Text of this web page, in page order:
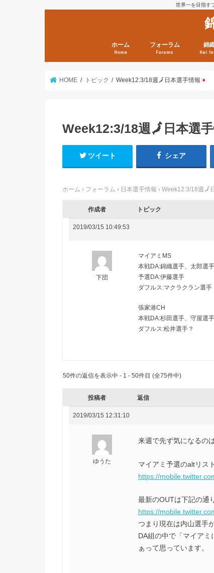
世界一を目指す
ホーム
Home
フォーラム
Forums
錦
Kei
日現在
点）
HOME トピック Week12:3/18週 🗾 日本選手情報
Week12:3/18週🗾 日本選
ツイート シェア
ホーム › フォーラム › 日本選手情報 › Week12:3/18週🗾
作成者 トピック
2019/03/15 10:49:53
下団
マイアミMS
本戦DA:錦織選手、太郎選手
予選DA:伊藤選手
ダフルス:マクラクラン選手
張家港CH
本戦DA:杉田選手、守屋選
ダフルス:松井選手？
50件の返信を表示中 - 1 - 50件目 (全75件中)
投稿者 返信
2019/03/15 12:31:10
ゆうた
来週で先ず気になるの
マイアミ予選のaltリス
https://
最新のOUTは下記の通
https://
つまり現在は内山選手
DA組の中で「マイア
ぁって思っています。